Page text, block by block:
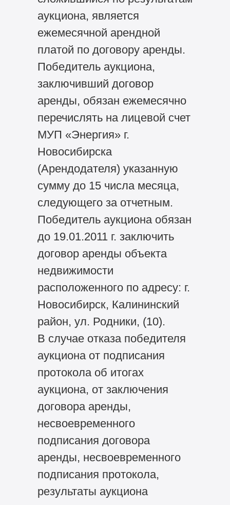
аукциона, является
ежемесячной арендной
платой по договору аренды.
Победитель аукциона,
заключивший договор
аренды, обязан ежемесячно
перечислять на лицевой счет
МУП «Энергия» г.
Новосибирска
(Арендодателя) указанную
сумму до 15 числа месяца,
следующего за отчетным.
Победитель аукциона обязан
до 19.01.2011 г. заключить
договор аренды объекта
недвижимости
расположенного по адресу: г.
Новосибирск, Калининский
район, ул. Родники, (10).
В случае отказа победителя
аукциона от подписания
протокола об итогах
аукциона, от заключения
договора аренды,
несвоевременного
подписания договора
аренды, несвоевременного
подписания протокола,
результаты аукциона